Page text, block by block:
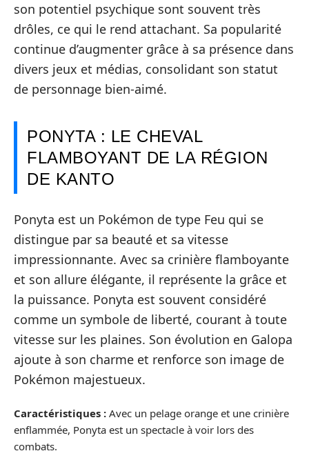
son potentiel psychique sont souvent très
drôles, ce qui le rend attachant. Sa popularité
continue d’augmenter grâce à sa présence dans
divers jeux et médias, consolidant son statut
de personnage bien-aimé.
PONYTA : LE CHEVAL
FLAMBOYANT DE LA RÉGION
DE KANTO
Ponyta est un Pokémon de type Feu qui se
distingue par sa beauté et sa vitesse
impressionnante. Avec sa crinière flamboyante
et son allure élégante, il représente la grâce et
la puissance. Ponyta est souvent considéré
comme un symbole de liberté, courant à toute
vitesse sur les plaines. Son évolution en Galopa
ajoute à son charme et renforce son image de
Pokémon majestueux.
Caractéristiques : Avec un pelage orange et une crinière
enflammée, Ponyta est un spectacle à voir lors des
combats.